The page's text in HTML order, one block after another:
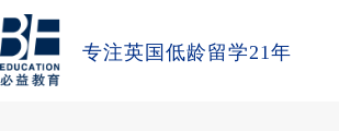
专注英国低龄留学21年